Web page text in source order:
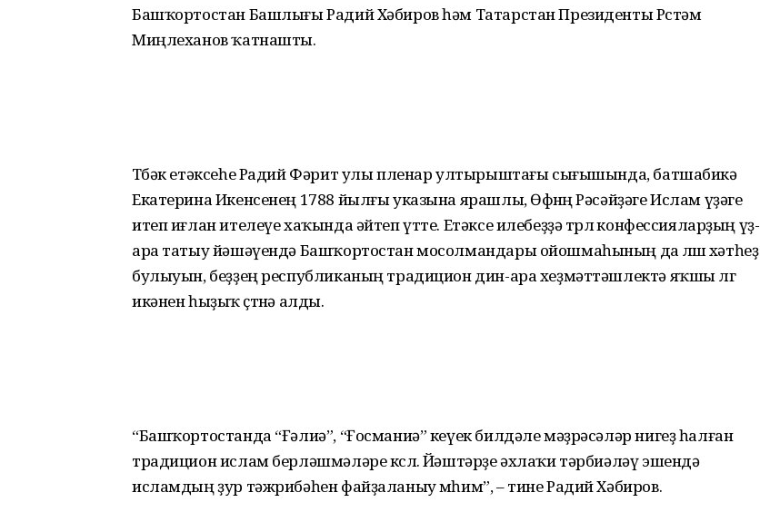
Башҡортостан Башлығы Радий Хә­биров һәм Татарстан Президенты Рөстәм
Миңлеханов ҡатнашты.
Төбәк етәксеһе Радий Фәрит улы пленар ултырыштағы сығышында, батшабикә
Екатерина Икенсенең 1788 йылғы указына ярашлы, Өфөнөң Рә­сәй­ҙәге Ислам үҙәге
итеп иғлан ителеүе хаҡында әйтеп үтте. Етәксе илебеҙҙә төрлө конфессияларҙың үҙ-
ара татыу йәшәүендә Башҡортостан мосолмандары ойошмаһының да өлөшө хәтһеҙ
булыуын, беҙҙең республиканың традицион дин-ара хеҙмәттәшлектә яҡшы өлгө
икәнен һыҙыҡ өҫтөнә алды.
“Башҡортостанда “Ғәлиә”, “Ғосма­ниә” кеүек билдәле мәҙрәсәләр нигеҙ һалған
традицион ислам берләш­мәләре көслө. Йәштәрҙе әхлаҡи тәрбиәләү эшендә
исламдың ҙур тәжрибәһен файҙаланыу мөһим”, – тине Радий Хәбиров.